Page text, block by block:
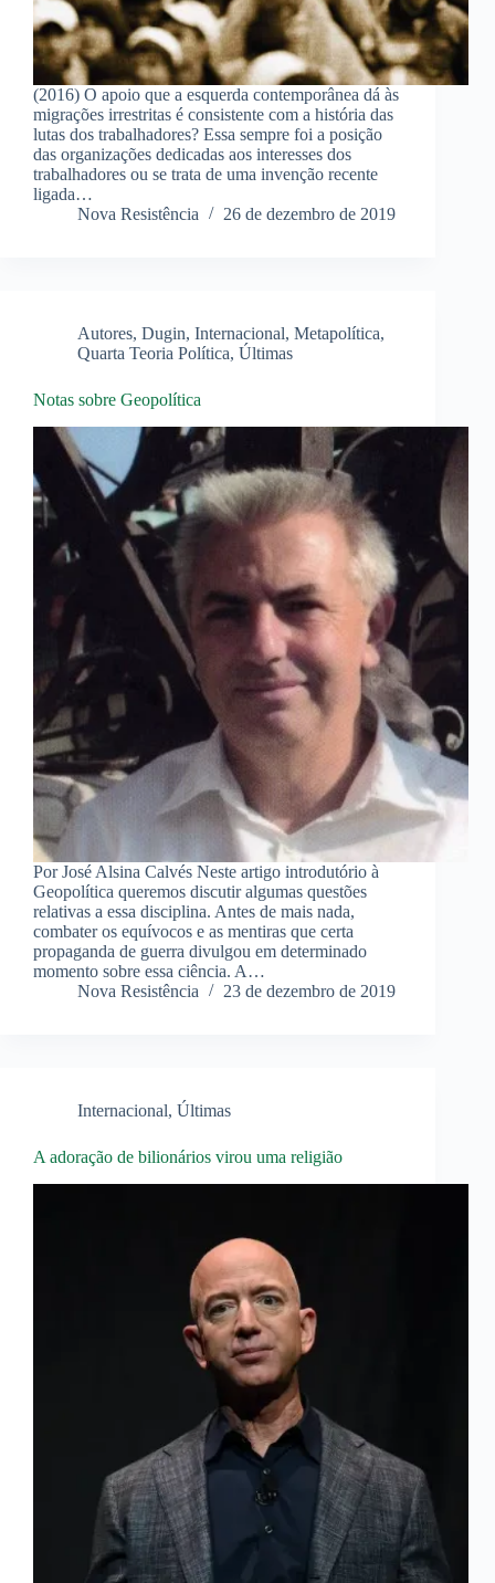
(2016) O apoio que a esquerda contemporânea dá às
migrações irrestritas é consistente com a história das
lutas dos trabalhadores? Essa sempre foi a posição
das organizações dedicadas aos interesses dos
trabalhadores ou se trata de uma invenção recente
ligada…
Nova Resistência
26 de dezembro de 2019
Autores, Dugin, Internacional, Metapolítica,
Quarta Teoria Política, Últimas
Notas sobre Geopolítica
Por José Alsina Calvés Neste artigo introdutório à
Geopolítica queremos discutir algumas questões
relativas a essa disciplina. Antes de mais nada,
combater os equívocos e as mentiras que certa
propaganda de guerra divulgou em determinado
momento sobre essa ciência. A…
Nova Resistência
23 de dezembro de 2019
Internacional, Últimas
A adoração de bilionários virou uma religião